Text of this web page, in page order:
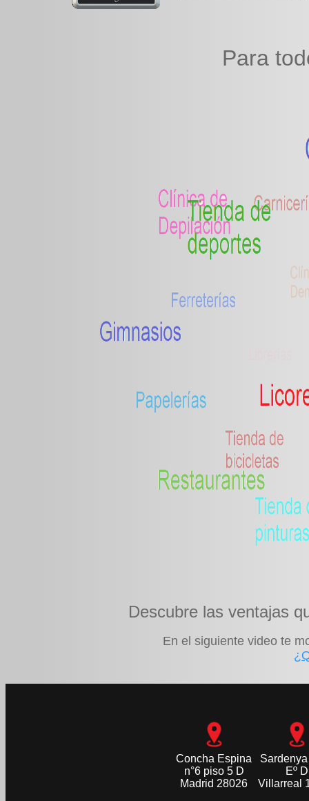
Para
Descubre las ventajas
En el siguiente video te
Concha Espina
n°6 piso 5 D
Madrid 28026
Sardenya
Eº D
Villarreal